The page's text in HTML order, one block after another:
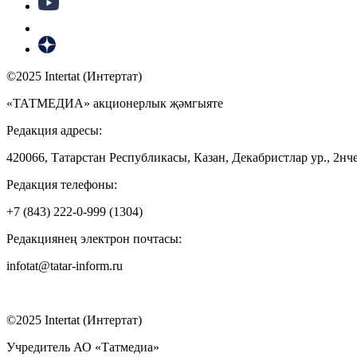
©2025 Intertat (Интертат)
«ТАТМЕДИА» акционерлык җәмгыяте
Редакция адресы:
420066, Татарстан Республикасы, Казан, Декабристлар ур.,
Редакция телефоны:
+7 (843) 222-0-999 (1304)
Редакциянең электрон почтасы:
infotat@tatar-inform.ru
©2025 Intertat (Интертат)
Учредитель АО «Татмедиа»